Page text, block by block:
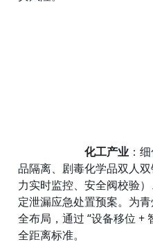
化工产业 ：
品隔离、剧毒化学品双人
力实时监控、安全阀校验
定泄漏应急处置预案。为
全布局，通过 “设备移位 +
全距离标准。